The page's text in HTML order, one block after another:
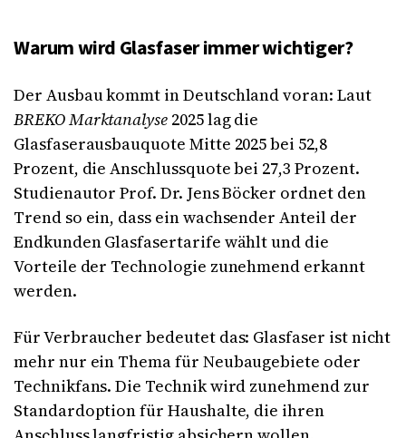
Warum wird Glasfaser immer wichtiger?
Der Ausbau kommt in Deutschland voran: Laut
BREKO Marktanalyse 2025 lag die
Glasfaserausbauquote Mitte 2025 bei 52,8
Prozent, die Anschlussquote bei 27,3 Prozent.
Studienautor Prof. Dr. Jens Böcker ordnet den
Trend so ein, dass ein wachsender Anteil der
Endkunden Glasfasertarife wählt und die
Vorteile der Technologie zunehmend erkannt
werden.
Für Verbraucher bedeutet das: Glasfaser ist nicht
mehr nur ein Thema für Neubaugebiete oder
Technikfans. Die Technik wird zunehmend zur
Standardoption für Haushalte, die ihren